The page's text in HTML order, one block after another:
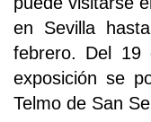
en Sevilla
febrero. Del
exposición se
Telmo de San